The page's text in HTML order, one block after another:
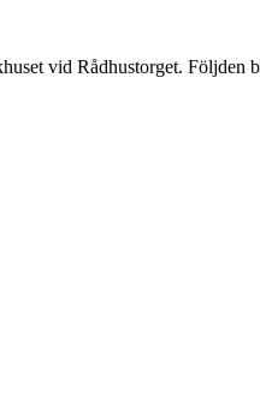
vid Rådhustorget. Följden